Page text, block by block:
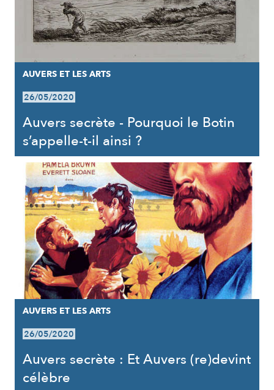
AUVERS ET LES ARTS
26/05/2020
Auvers secrète - Pourquoi le Botin
s’appelle-t-il ainsi ?
AUVERS ET LES ARTS
26/05/2020
Auvers secrète : Et Auvers (re)devint
célèbre